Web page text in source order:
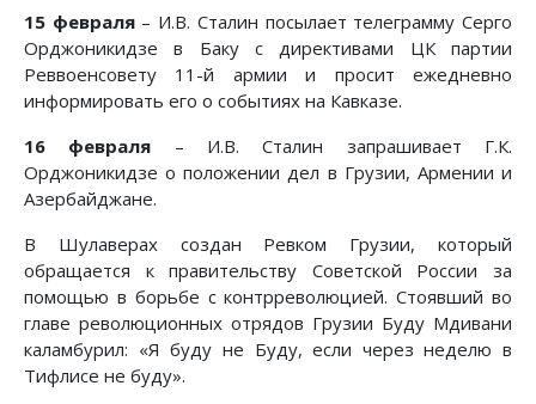
15 февраля– И.В. Сталин посылает телеграмму Серго
Орджоникидзе в Баку с директивами ЦК партии
Реввоенсовету 11-й армии и просит ежедневно
информировать его о событиях на Кавказе.
16 февраля – И.В. Сталин запрашивает Г.К.
Орджоникидзе о положении дел в Грузии, Армении и
Азербайджане.
В Шулаверах создан Ревком Грузии, который
обращается к правительству Советской России за
помощью в борьбе с контрреволюцией. Стоявший во
главе революционных отрядов Грузии Буду Мдивани
каламбурил: «Я буду не Буду, если через неделю в
Тифлисе не буду».